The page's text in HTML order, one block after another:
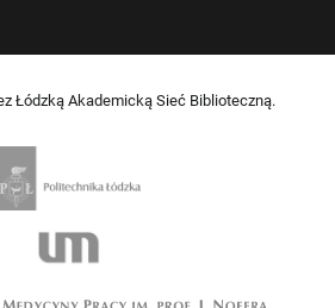
Łódzką Akademicką Sieć Biblioteczną.